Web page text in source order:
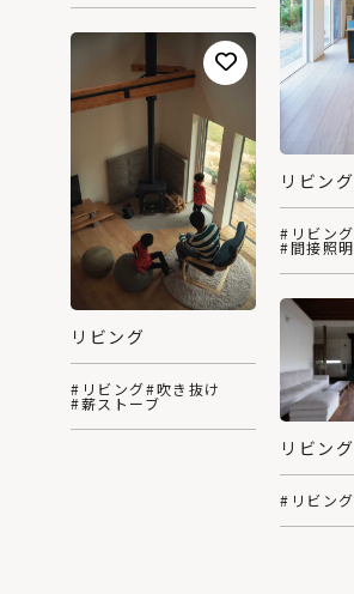
リビング
#リビング
#間接照明
リビング
#リビング#吹き抜け
#薪ストーブ
リビング
#リビング